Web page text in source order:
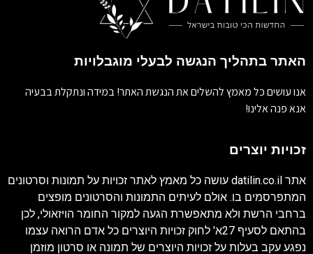
האתר בתהליך הנגשה לבעלי מוגבלויות
אנו עושים כל מאמץ להשלים את הנגשת האתר! במידה ונתקלת בבעיה
אנא פנה אלינו!
זכויות יוצרים
אתר datilin.co.il עושה כל מאמץ לאתר זכויות על תמונות וסרטונים
המתפרסמים בו. אולם לעיתים התמונות והסרטונים מופצים
ברחבי הרשת ולא מתאפשרת הגעה למקור החומר הויזאולי, לכן
בהתאם לסעיף 27א' לחוק זכויות היוצרים כל אדם הרואה עצמו
נפגע עקב בעלות על זכויות היוצרים של תמונה או סרטון מוזמן